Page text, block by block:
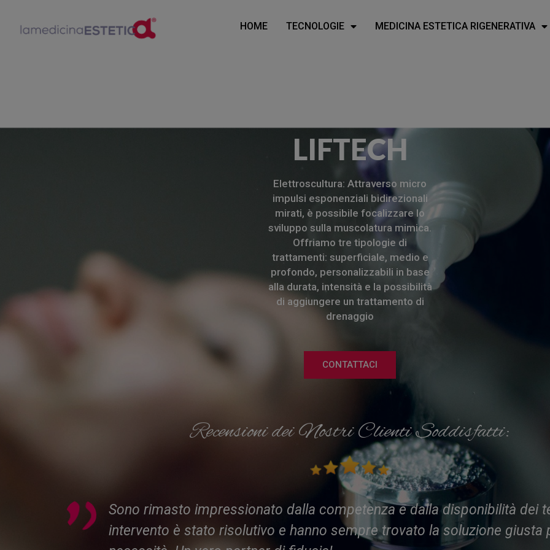
HOME TECNOLOGIE MEDICINA ESTETICA RIGENERATIVA
LIFTECH
Elettroscultura: Attraverso micro
impulsi esponenziali bidirezionali
mirati, è possibile focalizzare lo
sviluppo sulla muscolatura mimica.
Offriamo tre tipologie di
trattamenti: superficiale, medio e
profondo, personalizzabili in base
alla durata, intensità e la possibilità
di aggiungere un trattamento di
drenaggio
CONTATTACI
Recensioni dei Nostri Clienti Soddisfatti:
Sono rimasto impressionato dalla competenza e dalla disponibilità dei
intervento è stato risolutivo e hanno sempre trovato la soluzione giusta